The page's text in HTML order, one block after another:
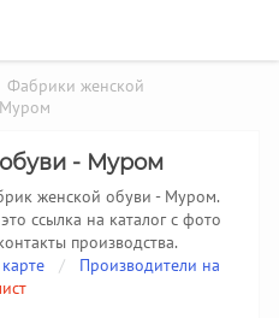
Фабрики женской
- Муром
женской обуви - Муром.
ссылка на каталог с фото
производства.
/
Производители на